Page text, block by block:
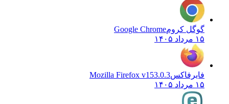
گوگل کرومGoogle Chrome
۱۵ مرداد ۱۴۰۵
فایرفاکسMozilla Firefox v153.0.3
۱۵ مرداد ۱۴۰۵